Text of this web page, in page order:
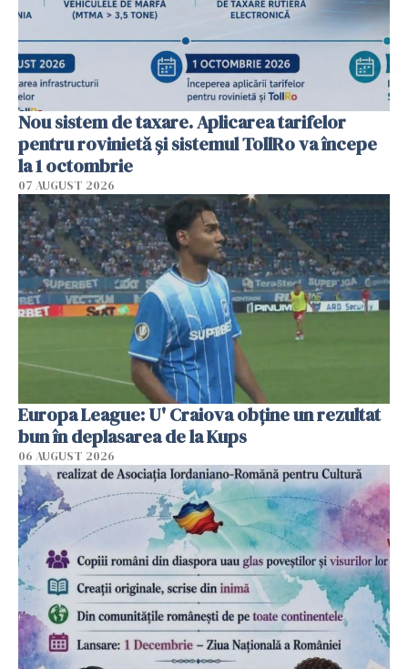
Nou sistem de taxare. Aplicarea tarifelor
pentru rovinietă şi sistemul TollRo va începe
la 1 octombrie
07 AUGUST 2026
Europa League: U' Craiova obține un rezultat
bun în deplasarea de la Kups
06 AUGUST 2026